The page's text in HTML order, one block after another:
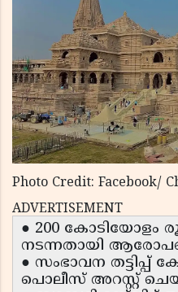
Photo Credit: Facebook/
ADVERTISEMENT
● 200 കോടിയോളം
നടന്നതായി
● സംഭാവന തട്ടിപ്പ്
പൊലീസ് അറസ്റ്റ്